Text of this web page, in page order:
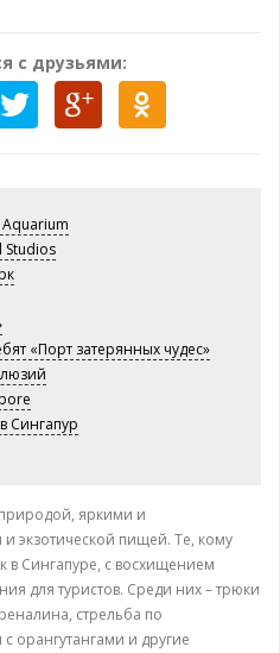
с друзьями:
Aquarium
Studios
«Порт затерянных чудес»
Сингапур
яркими и
экзотической пищей. Те, кому
в Сингапуре, с восхищением
для туристов. Среди них – трюки
стрельба по
орангутангами и другие